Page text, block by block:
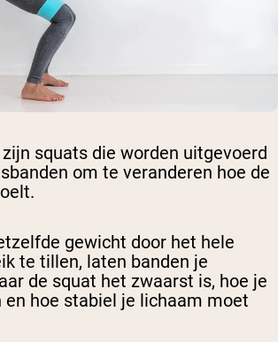
squats die worden uitgevoerd
om te veranderen hoe de
gewicht door het hele
te tillen, laten banden je
de squat het zwaarst is, hoe je
en hoe stabiel je lichaam moet